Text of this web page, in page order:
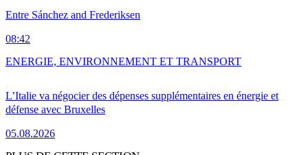
Entre Sánchez and Frederiksen
08:42
L’Italie va négocier des dépenses supplémentaires en énergie et
défense avec Bruxelles
05.08.2026
ENERGIE, ENVIRONNEMENT ET TRANSPORT